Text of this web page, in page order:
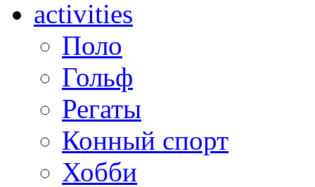
activities
Поло
Гольф
Регаты
Конный спорт
Хобби